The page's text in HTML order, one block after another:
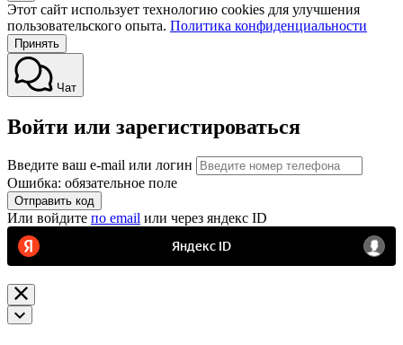
Этот сайт использует технологию cookies для улучшения
пользовательского опыта. Политика конфиденциальности
Принять
Чат
Войти или зарегистироваться
Введите ваш e-mail или логин
Ошибка: обязательное поле
Отправить код
Или войдите по email или через яндекс ID